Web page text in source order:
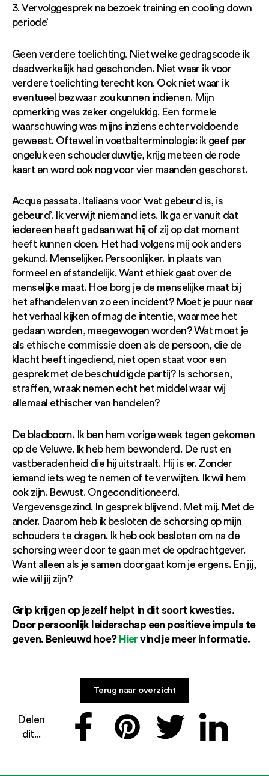
3. Vervolggesprek na bezoek training en cooling down
periode’
Geen verdere toelichting. Niet welke gedragscode ik
daadwerkelijk had geschonden. Niet waar ik voor
verdere toelichting terecht kon. Ook niet waar ik
eventueel bezwaar zou kunnen indienen. Mijn
opmerking was zeker ongelukkig. Een formele
waarschuwing was mijns inziens echter voldoende
geweest. Oftewel in voetbalterminologie: ik geef per
ongeluk een schouderduwtje, krijg meteen de rode
kaart en word ook nog voor vier maanden geschorst.
Acqua passata. Italiaans voor ‘wat gebeurd is, is
gebeurd’. Ik verwijt niemand iets. Ik ga er vanuit dat
iedereen heeft gedaan wat hij of zij op dat moment
heeft kunnen doen. Het had volgens mij ook anders
gekund. Menselijker. Persoonlijker. In plaats van
formeel en afstandelijk. Want ethiek gaat over de
menselijke maat. Hoe borg je de menselijke maat bij
het afhandelen van zo een incident? Moet je puur naar
het verhaal kijken of mag de intentie, waarmee het
gedaan worden, meegewogen worden? Wat moet je
als ethische commissie doen als de persoon, die de
klacht heeft ingediend, niet open staat voor een
gesprek met de beschuldigde partij? Is schorsen,
straffen, wraak nemen echt het middel waar wij
allemaal ethischer van handelen?
De bladboom. Ik ben hem vorige week tegen gekomen
op de Veluwe. Ik heb hem bewonderd. De rust en
vastberadenheid die hij uitstraalt. Hij is er. Zonder
iemand iets weg te nemen of te verwijten. Ik wil hem
ook zijn. Bewust. Ongeconditioneerd.
Vergevensgezind. In gesprek blijvend. Met mij. Met de
ander. Daarom heb ik besloten de schorsing op mijn
schouders te dragen. Ik heb ook besloten om na de
schorsing weer door te gaan met de opdrachtgever.
Want alleen als je samen doorgaat kom je ergens. En jij,
wie wil jij zijn?
Grip krijgen op jezelf helpt in dit soort kwesties.
Door persoonlijk leiderschap een positieve impuls te
geven. Benieuwd hoe?Hiervind je meer informatie.
Terug naar overzicht
Delen
dit...